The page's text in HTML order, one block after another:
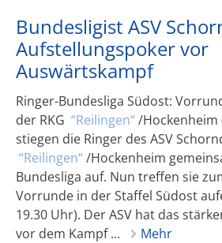
Bundesligist ASV
Aufstellungspoker vor
Auswärtskampf
Ringer-Bundesliga Südost:
der RKG
Reilingen /Hockenheim
stiegen die Ringer des ASV
Reilingen /Hockenheim
Bundesliga auf. Nun treffen sie
Vorrunde in der Staffel Südost
19.30 Uhr). Der ASV hat das
vor dem Kampf ...
Mehr